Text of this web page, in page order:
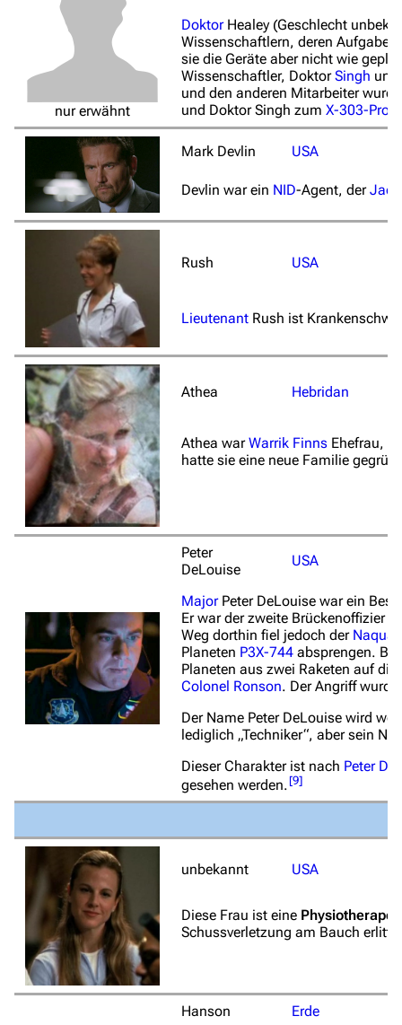
nur erwähnt
DoktorHealey (Geschlecht
Wissenschaftlern, deren Aufgabe
sie die Geräte aber nicht wie
Wissenschaftler, DoktorSingh
und den anderen Mitarbeiter
und Doktor Singh zum X-303-
Mark Devlin USA
Devlin war ein NID-Agent, der
Rush USA
Lieutenant Rush ist
Athea Hebridan
Athea warWarrik Finns Ehefrau,
hatte sie eine neue Familie
Peter
DeLouise
USA
MajorPeter DeLouise war ein
Er war der zweite Brückenoffizier
Weg dorthin fiel jedoch der
Planeten P3X-744 absprengen.
Planeten aus zwei Raketen auf
Colonel Ronson. Der Angriff
Der Name Peter DeLouise wird
lediglich „Techniker“, aber sein
Dieser Charakter ist nach Peter
gesehen werden. [9]
unbekannt USA
Diese Frau ist eine
Schussverletzung am Bauch
Hanson
Erde